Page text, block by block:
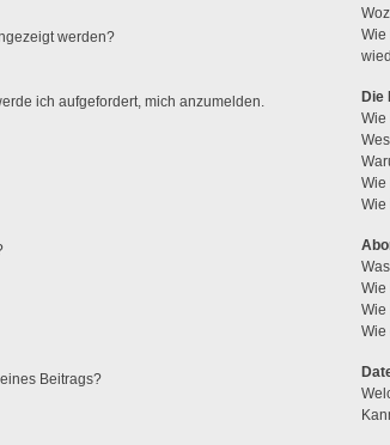
werden?
ich aufgefordert, mich anzumelden.
Beitrags?
Wie
Die
Wie
Wie
Wie
Wie
Wie
Wie